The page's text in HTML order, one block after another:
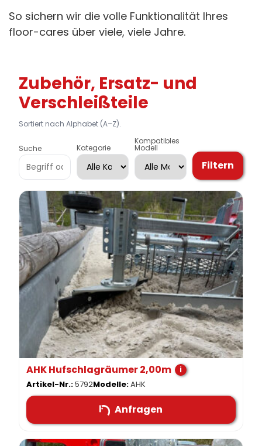
So sichern wir die volle Funktionalität Ihres
floor-cares über viele, viele Jahre.
Zubehör, Ersatz- und
Verschleißteile
Sortiert nach Alphabet (A–Z).
Suche Kategorie
Kompatibles
Modell
Filtern
AHK Hufschlagräumer 2,00m i
Artikel-Nr.:5792Modelle:AHK
Anfragen